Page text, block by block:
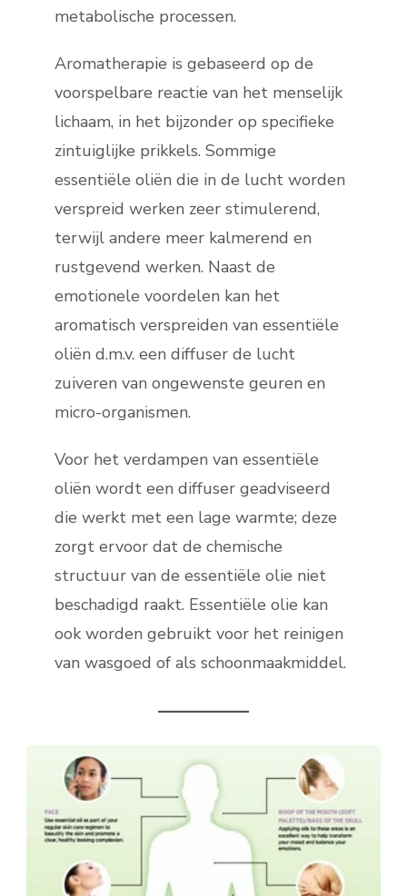
metabolische processen.
Aromatherapie is gebaseerd op de
voorspelbare reactie van het menselijk
lichaam, in het bijzonder op specifieke
zintuiglijke prikkels. Sommige
essentiële oliën die in de lucht worden
verspreid werken zeer stimulerend,
terwijl andere meer kalmerend en
rustgevend werken. Naast de
emotionele voordelen kan het
aromatisch verspreiden van essentiële
oliën d.m.v. een diffuser de lucht
zuiveren van ongewenste geuren en
micro-organismen.
Voor het verdampen van essentiële
oliën wordt een diffuser geadviseerd
die werkt met een lage warmte; deze
zorgt ervoor dat de chemische
structuur van de essentiële olie niet
beschadigd raakt. Essentiële olie kan
ook worden gebruikt voor het reinigen
van wasgoed of als schoonmaakmiddel.